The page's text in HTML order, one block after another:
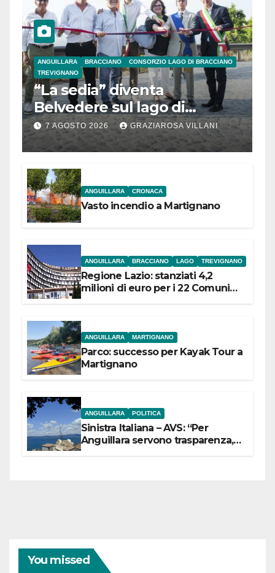
ANGUILLARA BRACCIANO
CONSORZIO LAGO DI BRACCIANO
TREVIGNANO
“La sedia” diventa
Belvedere sul lago di
Bracciano: ieri
l’inaugurazione
7 AGOSTO 2026 GRAZIAROSA VILLANI
ANGUILLARA CRONACA
Vasto incendio a Martignano
ANGUILLARA BRACCIANO LAGO TREVIGNANO
Regione Lazio: stanziati 4,2
milioni di euro per i 22 Comuni
ANGUILLARA MARTIGNANO
Parco: successo per Kayak Tour a
Martignano
ANGUILLARA POLITICA
Sinistra Italiana – AVS: “Per
Anguillara servono trasparenza,
You missed